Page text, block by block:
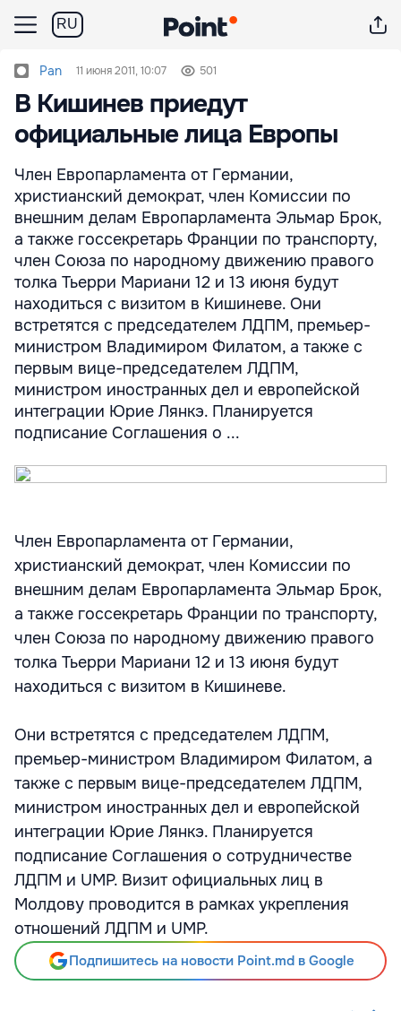
RU
Pan 11 июня 2011, 10:07 501
В Кишинев приедут
официальные лица Европы
Член Европарламента от Германии,
христианский демократ, член Комиссии по
внешним делам Европарламента Эльмар Брок,
а также госсекретарь Франции по транспорту,
член Союза по народному движению правого
толка Тьерри Мариани 12 и 13 июня будут
находиться с визитом в Кишиневе. Они
встретятся с председателем ЛДПМ, премьер-
министром Владимиром Филатом, а также с
первым вице-председателем ЛДПМ,
министром иностранных дел и европейской
интеграции Юрие Лянкэ. Планируется
подписание Соглашения о ...
Член Европарламента от Германии,
христианский демократ, член Комиссии по
внешним делам Европарламента Эльмар Брок,
а также госсекретарь Франции по транспорту,
член Союза по народному движению правого
толка Тьерри Мариани 12 и 13 июня будут
находиться с визитом в Кишиневе.
Они встретятся с председателем ЛДПМ,
премьер-министром Владимиром Филатом, а
также с первым вице-председателем ЛДПМ,
министром иностранных дел и европейской
интеграции Юрие Лянкэ. Планируется
подписание Соглашения о сотрудничестве
ЛДПМ и UMP. Визит официальных лиц в
Молдову проводится в рамках укрепления
отношений ЛДПМ и UMP.
Подпишитесь на новости Point.md в Google